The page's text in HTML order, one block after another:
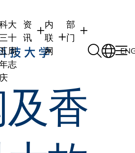
大
十
周
志
庆
资
讯
学生
职员
校友
传媒
内
联
网
学生内联网
职员行政内联网
校友内联网
部
门
学术部门
学术课程
行政部门
式
香